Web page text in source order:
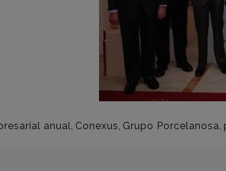
anual, Conexus, Grupo Porcelanosa,